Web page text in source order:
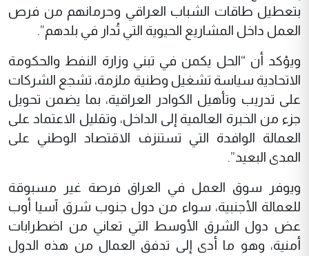
بتعطيل طاقات الشباب العراقي وحرمانهم من فرص
العمل داخل المشاريع الحيوية التي تُدار في بلدهم”.
ويؤكد أن “الحل يكمن في تبني وزارة النفط والحكومة
الاتحادية سياسة تشغيل وطنية ملزمة، تشجع الشركات
على تدريب وتأهيل الكوادر العراقية، بما يضمن تحويل
جزء من الخبرة العالمية إلى الداخل، وتقليل الاعتماد على
العمالة الوافدة التي تستنزف الاقتصاد الوطني على
المدى البعيد”.
ويوفر سوق العمل في العراق فرصة غير مسبوقة
للعمالة الأجنبية، سواء من دول جنوب شرق آسيا أوب
عض دول الشرق الأوسط التي تعاني من اضطرابات
أمنية، وهو ما أدى إلى تدفق العمال من هذه الدول